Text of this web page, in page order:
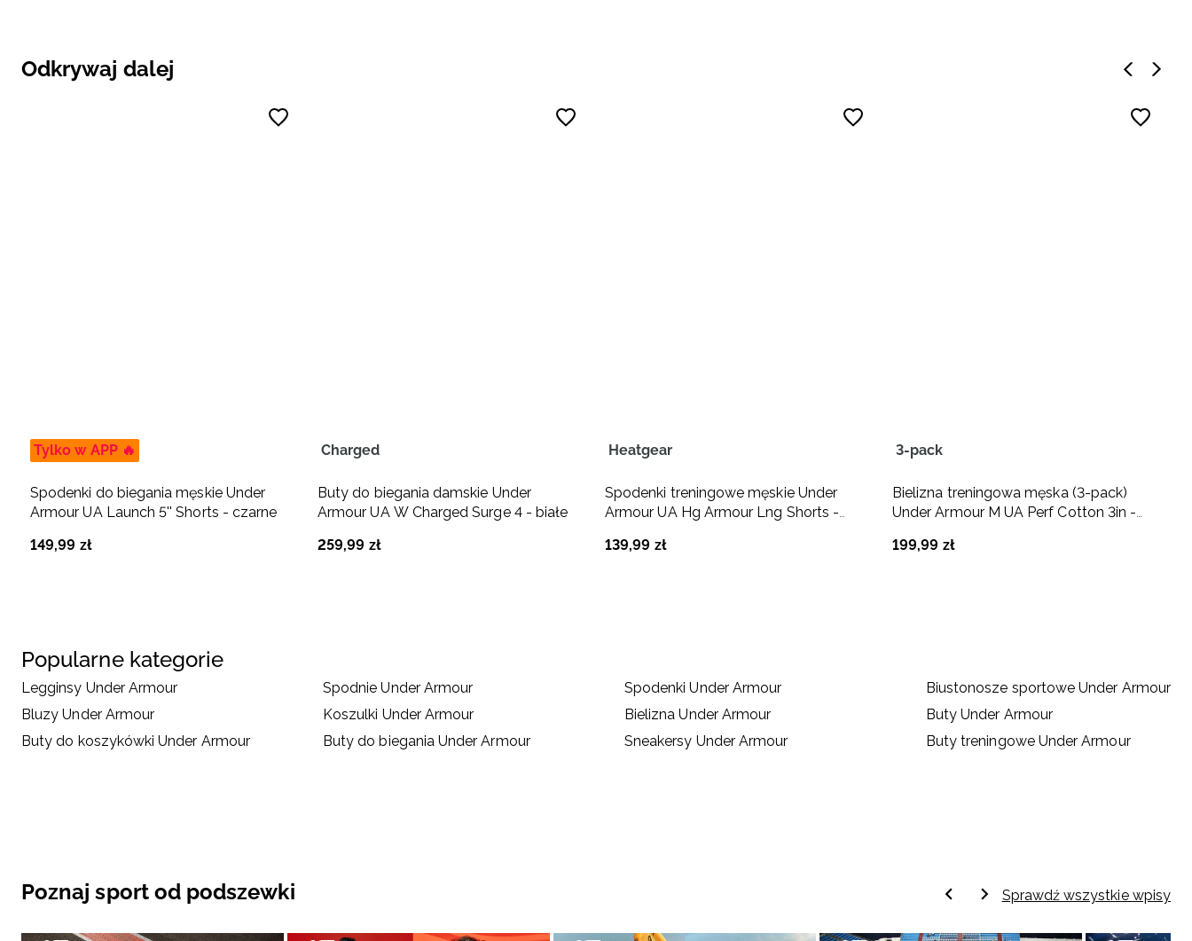
Odkrywaj dalej
Tylko w APP 🔥
Spodenki do biegania męskie Under
Armour UA Launch 5'' Shorts - czarne
149,99 zł
Charged
Buty do biegania damskie Under
Armour UA W Charged Surge 4 - białe
259,99 zł
Heatgear
Spodenki treningowe męskie Under
Armour UA Hg Armour Lng Shorts -
139,99 zł
3-pack
Bielizna treningowa męska (3-pack)
Under Armour M UA Perf Cotton 3in -
199,99 zł
Popularne kategorie
Legginsy Under Armour Spodnie Under Armour Spodenki Under Armour
Biustonosze sportowe Under Armour
Bluzy Under Armour
Koszulki Under Armour Bielizna Under Armour
Buty Under Armour
Buty do koszykówki Under Armour
Buty do biegania Under Armour Sneakersy Under Armour Buty treningowe Under Armour
Poznaj sport od podszewki Sprawdź wszystkie wpisy